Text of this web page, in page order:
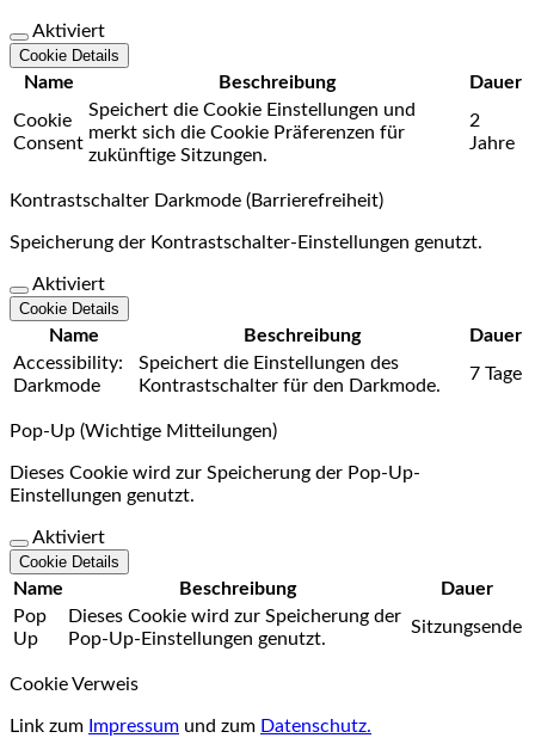
Aktiviert
Cookie Details
Name Beschreibung
Dauer
Cookie
Consent
Speichert die Cookie Einstellungen und
merkt sich die Cookie Präferenzen für
zukünftige Sitzungen.
2
Jahre
Kontrastschalter Darkmode (Barrierefreiheit)
Speicherung der Kontrastschalter-Einstellungen genutzt.
Aktiviert
Cookie Details
Name Beschreibung
Dauer
Accessibility:
Darkmode
Speichert die Einstellungen des
Kontrastschalter für den Darkmode.
7 Tage
Pop-Up (Wichtige Mitteilungen)
Dieses Cookie wird zur Speicherung der Pop-Up-
Einstellungen genutzt.
Aktiviert
Cookie Details
Name Beschreibung
Dauer
Pop
Up
Dieses Cookie wird zur Speicherung der
Pop-Up-Einstellungen genutzt.
Sitzungsende
Cookie Verweis
Link zum Impressum und zum Datenschutz.